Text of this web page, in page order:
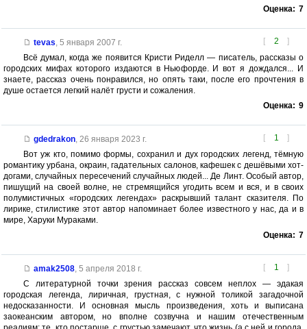
Оценка: 7
[ 2 ]
tevas, 5 января 2007 г.
Всё думал, когда же появится Кристи Риделл — писатель, рассказы о
городских мифах которого издаются в Ньюфорде. И вот я дождался... И
знаете, рассказ очень понравился, но опять таки, после его прочтения в
душе остается легкий налёт грусти и сожаления.
Оценка: 9
[ 1 ]
gdedrakon, 26 января 2023 г.
Вот уж кто, помимо формы, сохранил и дух городских легенд, тёмную
романтику урбана, окраин, гадательных салонов, кафешек с дешёвыми хот-
догами, случайных пересечений случайных людей... Де Линт. Особый автор,
пишущий на своей волне, не стремящийся угодить всем и вся, и в своих
полумистичных «городских легендах» раскрывший талант сказителя. По
лирике, стилистике этот автор напоминает более известного у нас, да и в
мире, Харуки Мураками.
Оценка: 7
[ 1 ]
amak2508, 5 апреля 2018 г.
С литературной точки зрения рассказ совсем неплох — эдакая
городская легенда, лиричная, грустная, с нужной толикой загадочной
недосказанности. И основная мысль произведения, хоть и выписана
заокеанским автором, но вполне созвучна и нашим отечественным